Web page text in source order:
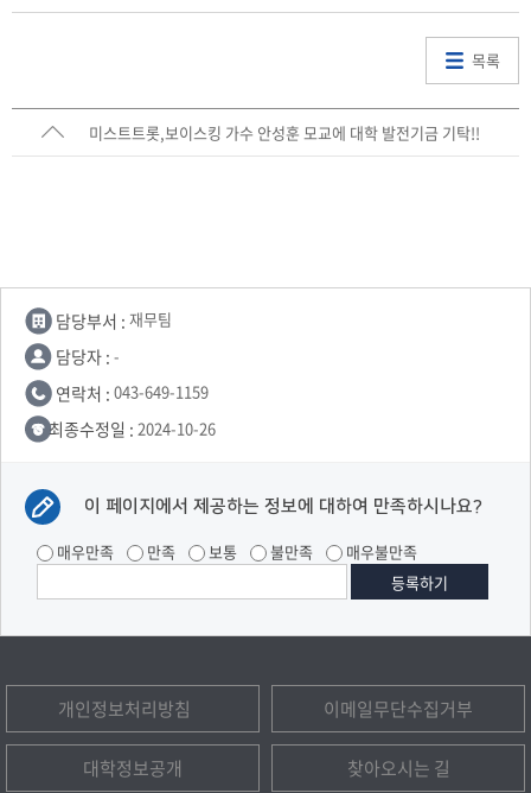
목록
미스트트롯,보이스킹 가수 안성훈 모교에 대학 발전기금 기탁!!
담당부서 : 재무팀
담당자 : -
연락처 : 043-649-1159
최종수정일 : 2024-10-26
이 페이지에서 제공하는 정보에 대하여 만족하시나요?
매우만족 만족 보통 불만족 매우불만족
개인정보처리방침 이메일무단수집거부
대학정보공개 찾아오시는 길